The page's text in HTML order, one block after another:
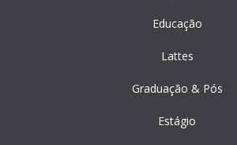
Educação
Lattes
Graduação & Pós
Estágio